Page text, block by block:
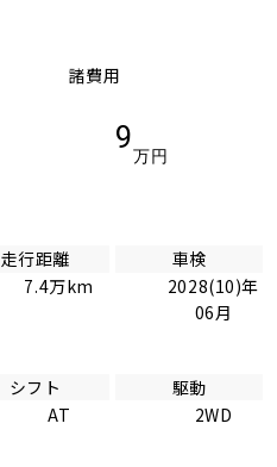
諸費用
9
万円
走行距離
7.4万km
車検
2028(10)年
06月
シフト
AT
駆動
2WD